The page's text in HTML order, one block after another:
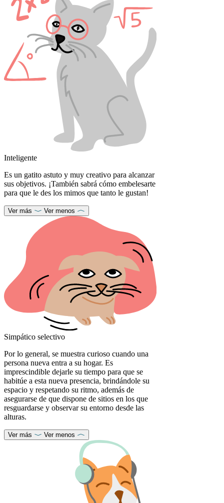
Inteligente
Es un gatito astuto y muy creativo para alcanzar
sus objetivos. ¡También sabrá cómo embelesarte
para que le des los mimos que tanto le gustan!
Ver más Ver menos
Simpático selectivo
Por lo general, se muestra curioso cuando una
persona nueva entra a su hogar. Es
imprescindible dejarle su tiempo para que se
habitúe a esta nueva presencia, brindándole su
espacio y respetando su ritmo, además de
asegurarse de que dispone de sitios en los que
resguardarse y observar su entorno desde las
alturas.
Ver más Ver menos